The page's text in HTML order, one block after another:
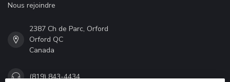
Nous rejoindre
2387 Ch de Parc, Orford
Orford QC
Canada
(819) 843-4434